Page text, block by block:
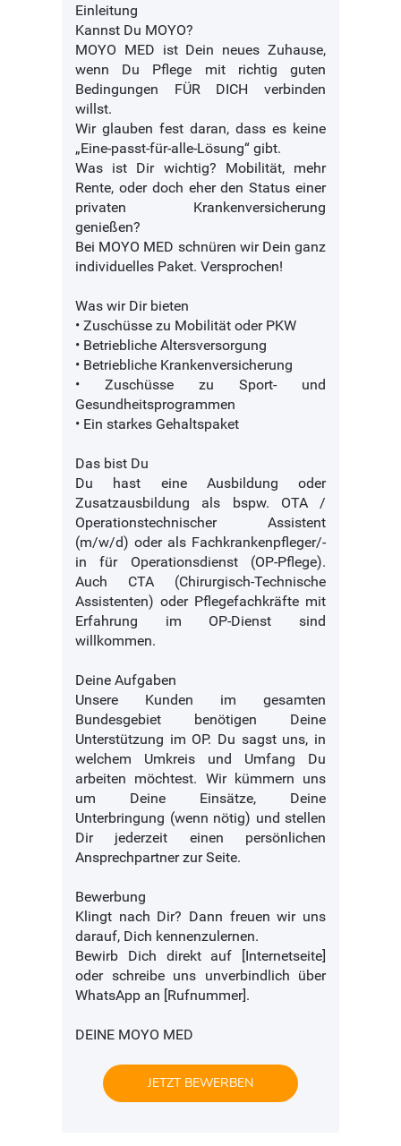
Einleitung
Kannst Du MOYO?
MOYO MED ist Dein neues Zuhause,
wenn Du Pflege mit richtig guten
Bedingungen FÜR DICH verbinden
willst.
Wir glauben fest daran, dass es keine
„Eine-passt-für-alle-Lösung“ gibt.
Was ist Dir wichtig? Mobilität, mehr
Rente, oder doch eher den Status einer
privaten Krankenversicherung
genießen?
Bei MOYO MED schnüren wir Dein ganz
individuelles Paket. Versprochen!
Was wir Dir bieten
• Zuschüsse zu Mobilität oder PKW
• Betriebliche Altersversorgung
• Betriebliche Krankenversicherung
• Zuschüsse zu Sport- und
Gesundheitsprogrammen
• Ein starkes Gehaltspaket
Das bist Du
Du hast eine Ausbildung oder
Zusatzausbildung als bspw. OTA /
Operationstechnischer Assistent
(m/w/d) oder als Fachkrankenpfleger/-
in für Operationsdienst (OP-Pflege).
Auch CTA (Chirurgisch-Technische
Assistenten) oder Pflegefachkräfte mit
Erfahrung im OP-Dienst sind
willkommen.
Deine Aufgaben
Unsere Kunden im gesamten
Bundesgebiet benötigen Deine
Unterstützung im OP. Du sagst uns, in
welchem Umkreis und Umfang Du
arbeiten möchtest. Wir kümmern uns
um Deine Einsätze, Deine
Unterbringung (wenn nötig) und stellen
Dir jederzeit einen persönlichen
Ansprechpartner zur Seite.
Bewerbung
Klingt nach Dir? Dann freuen wir uns
darauf, Dich kennenzulernen.
Bewirb Dich direkt auf [Internetseite]
oder schreibe uns unverbindlich über
WhatsApp an [Rufnummer].
DEINE MOYO MED
JETZT BEWERBEN